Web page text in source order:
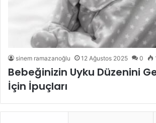
sinem ramazanoğlu 12 Ağustos 2025 0
Bebeğinizin Uyku Düzenini
İçin İpuçları